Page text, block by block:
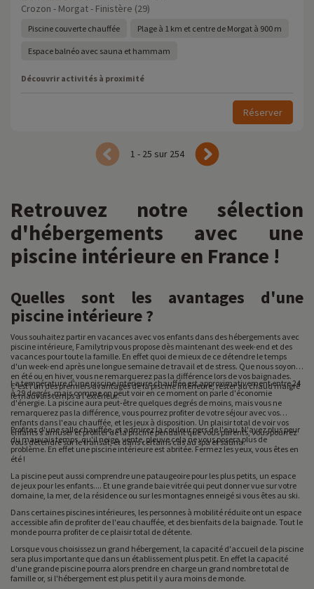
Crozon - Morgat - Finistère (29)
Piscine couverte chauffée Plage à 1 km et centre de Morgat à 900 m
Espace balnéo avec sauna et hammam
Découvrir activités à proximité
Réserver
1 - 25 sur 254
Retrouvez notre sélection
d'hébergements avec une
piscine intérieure en France !
Quelles sont les avantages d'une
piscine intérieure ?
Vous souhaitez partir en vacances avec vos enfants dans des hébergements avec
piscine intérieure, Familytrip vous propose dès maintenant des week-end et des
vacances pour toute la famille. En effet quoi de mieux de ce détendre le temps
d'un week-end après une longue semaine de travail et de stress. Que nous soyons
en été ou en hiver, vous ne remarquerez pas la différence lors de vos baignades.
C'est l'un des premiers avantages de la piscine intérieure, rester au chaud malgré
le mauvais temps à l'extérieur.
La température d'une piscine intérieure chauffée est approximativement entre 24
à 29 degrés, mais comme on peut voir en ce moment on parle d'économie
d'énergie. La piscine aura peut-être quelques degrés de moins, mais vous ne
remarquerez pas la différence, vous pourrez profiter de votre séjour avec vos
enfants dans l'eau chauffée, et les jeux à disposition. Un plaisir total de voir vos
enfants s'amuser et profiter de la piscine pendant que vous parents, vous pourrez
vous détendre sur le transat, et dans certains cas au spa et sauna.
Profitez d'une salle chauffée, et admirez la couleur pers de l'eau. N'ayez plus peur
du mauvais temps, qu'il neige, vente, pleuve cela ne vous posera plus de
problème. En effet une piscine intérieure est abritée. Fermez les yeux, vous êtes en
été !
La piscine peut aussi comprendre une pataugeoire pour les plus petits, un espace
de jeux pour les enfants.... Et une grande baie vitrée qui peut donner vue sur votre
domaine, la mer, de la résidence ou sur les montagnes enneigé si vous êtes au ski.
Dans certaines piscines intérieures, les personnes à mobilité réduite ont un espace
accessible afin de profiter de l'eau chauffée, et des bienfaits de la baignade. Tout le
monde pourra profiter de ce plaisir total de détente.
Lorsque vous choisissez un grand hébergement, la capacité d'accueil de la piscine
sera plus importante que dans un établissement plus petit. En effet la capacité
d'une grande piscine pourra alors prendre en charge un grand nombre total de
famille or, si l'hébergement est plus petit il y aura moins de monde.